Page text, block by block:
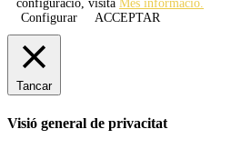
configuració, visita Més informació.
Configurar
ACCEPTAR
Tancar
Visió general de privacitat